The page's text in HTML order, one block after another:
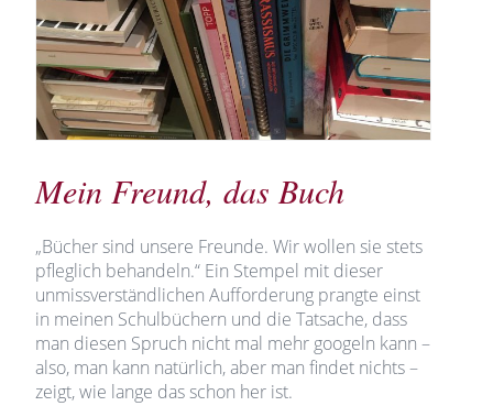
Mein Freund, das Buch
„Bücher sind unsere Freunde. Wir wollen sie stets
pfleglich behandeln.“ Ein Stempel mit dieser
unmissverständlichen Aufforderung prangte einst
in meinen Schulbüchern und die Tatsache, dass
man diesen Spruch nicht mal mehr googeln kann –
also, man kann natürlich, aber man findet nichts –
zeigt, wie lange das schon her ist.